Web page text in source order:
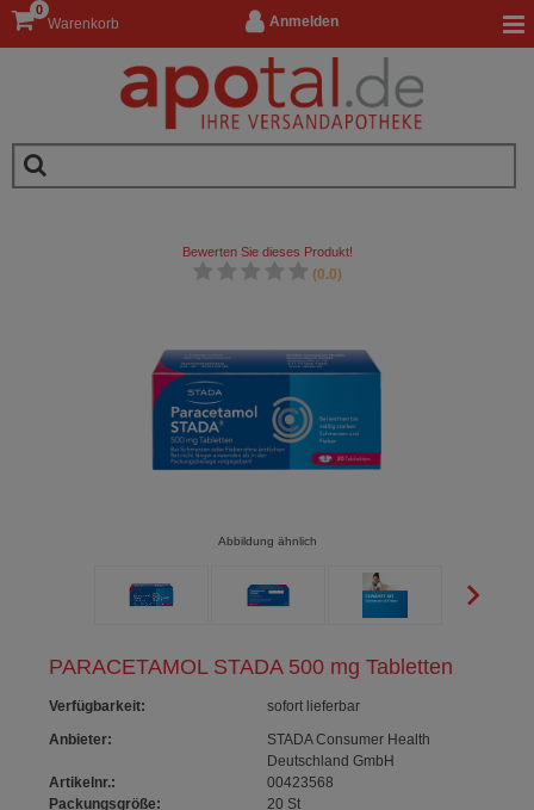
Anmelden
Warenkorb
0
PARACETAMOL STADA 500 mg Tabletten
Verfügbarkeit:
sofort lieferbar
Anbieter:
STADA Consumer Health
Deutschland GmbH
Artikelnr.:
00423568
Packungsgröße:
20 St
Bewerten Sie dieses Produkt!
(0.0)
Abbildung ähnlich